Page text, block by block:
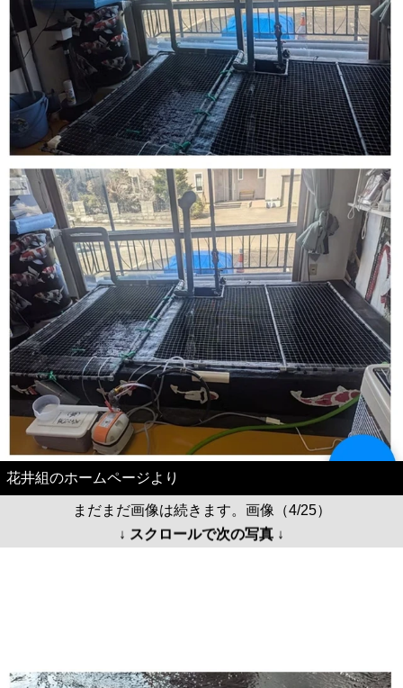
花井組のホームページより
まだまだ画像は続きます。画像（4/25）
↓ スクロールで次の写真 ↓